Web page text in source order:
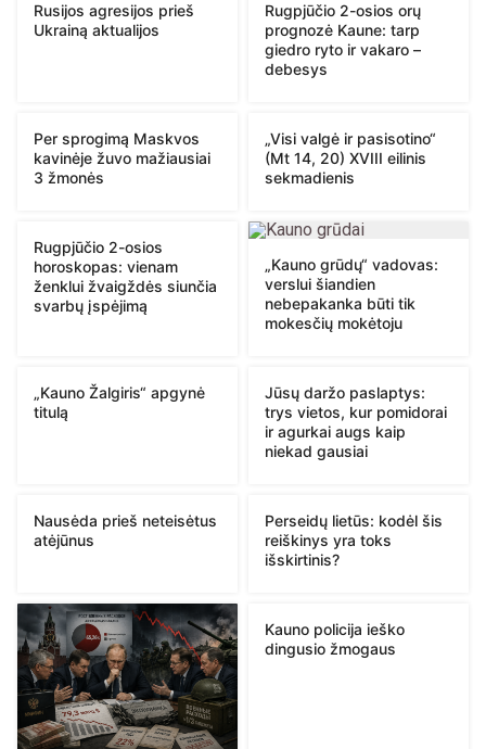
Rusijos agresijos prieš
Ukrainą aktualijos
Rugpjūčio 2-osios orų
prognozė Kaune: tarp
giedro ryto ir vakaro –
debesys
Per sprogimą Maskvos
kavinėje žuvo mažiausiai
3 žmonės
„Visi valgė ir pasisotino“
(Mt 14, 20) XVIII eilinis
sekmadienis
Rugpjūčio 2-osios
horoskopas: vienam
ženklui žvaigždės siunčia
svarbų įspėjimą
„Kauno grūdų“ vadovas:
verslui šiandien
nebepakanka būti tik
mokesčių mokėtoju
„Kauno Žalgiris“ apgynė
titulą
Jūsų daržo paslaptys:
trys vietos, kur pomidorai
ir agurkai augs kaip
niekad gausiai
Nausėda prieš neteisėtus
atėjūnus
Perseidų lietūs: kodėl šis
reiškinys yra toks
išskirtinis?
Kauno policija ieško
dingusio žmogaus